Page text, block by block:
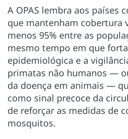
A OPAS lembra aos países
que mantenham cobertura
menos 95% entre as
mesmo tempo em que
epidemiológica e a
primatas não humanos —
da doença em animais —
como sinal precoce da
de reforçar as medidas de
mosquitos.